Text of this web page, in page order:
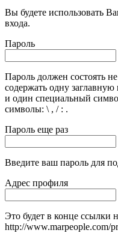
Вы будете использовать
входа.
Пароль
Пароль должен состоять
содержать одну
и один специальный
символы: \ , / : .
Пароль еще раз
Введите ваш пароль для
Адрес профиля
Это будет в конце ссылки
http://www.marpeople.com/